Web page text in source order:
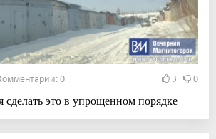
0 3 0
сделать это в упрощенном порядке